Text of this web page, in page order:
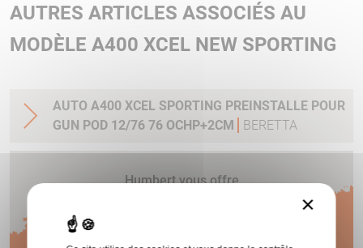
AUTRES ARTICLES ASSOCIÉS AU
MODÈLE A400 XCEL NEW SPORTING
AUTO A400 XCEL SPORTING PREINSTALLE POUR
GUN POD 12/76 76 OCHP+2CM
BERETTA
Humbert vous offre
×